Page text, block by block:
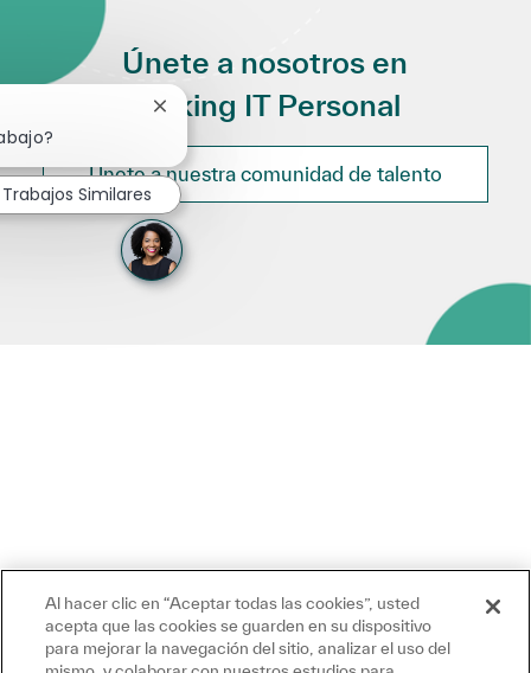
Únete a nosotros en
Making IT Personal
Únete a nuestra comunidad de talento
Cerrar notificación de chatbot
Trabajos Similares
Al hacer clic en “Aceptar todas las cookies”, usted
acepta que las cookies se guarden en su dispositivo
para mejorar la navegación del sitio, analizar el uso del